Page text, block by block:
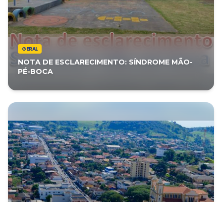
GERAL
NOTA DE ESCLARECIMENTO: SÍNDROME MÃO-
PÉ-BOCA